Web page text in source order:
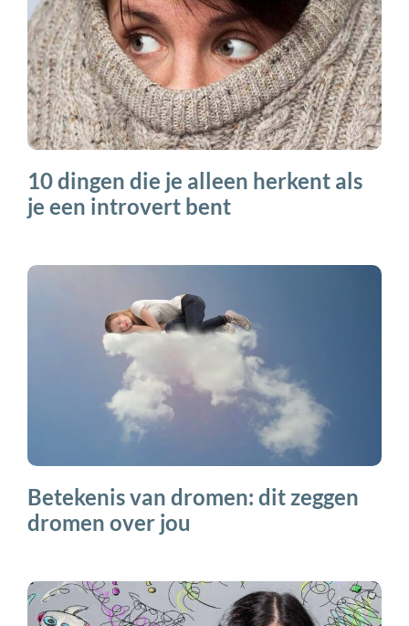
10 dingen die je alleen herkent als
je een introvert bent
Betekenis van dromen: dit zeggen
dromen over jou